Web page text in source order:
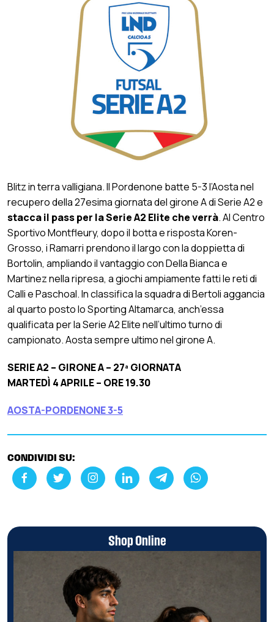
Blitz in terra valligiana. Il Pordenone batte 5-3 l’Aosta nel
recupero della 27esima giornata del girone A di Serie A2 e
stacca il pass per la Serie A2 Elite che verrà. Al Centro
Sportivo Montfleury, dopo il botta e risposta Koren-
Grosso, i Ramarri prendono il largo con la doppietta di
Bortolin, ampliando il vantaggio con Della Bianca e
Martinez nella ripresa, a giochi ampiamente fatti le reti di
Calli e Paschoal. In classifica la squadra di Bertoli aggancia
al quarto posto lo Sporting Altamarca, anch’essa
qualificata per la Serie A2 Elite nell’ultimo turno di
campionato. Aosta sempre ultimo nel girone A.
SERIE A2 – GIRONE A – 27ª GIORNATA
MARTEDÌ 4 APRILE – ORE 19.30
AOSTA-PORDENONE 3-5
CONDIVIDI SU:
Shop Online